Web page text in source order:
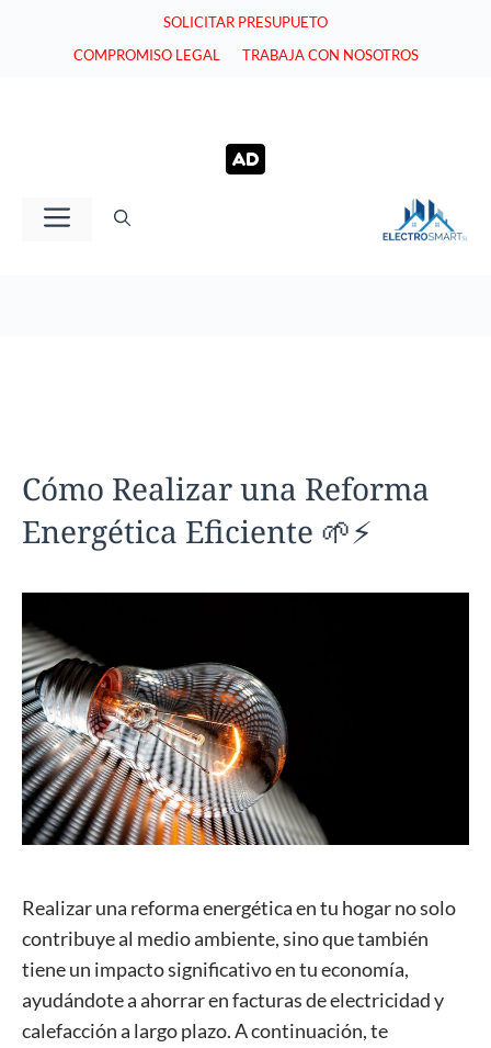
SOLICITAR PRESUPUETO
COMPROMISO LEGAL
TRABAJA CON NOSOTROS
Menú
Cómo Realizar una Reforma
Energética Eficiente 🌱⚡
Realizar una reforma energética en tu hogar no solo
contribuye al medio ambiente, sino que también
tiene un impacto significativo en tu economía,
ayudándote a ahorrar en facturas de electricidad y
calefacción a largo plazo. A continuación, te